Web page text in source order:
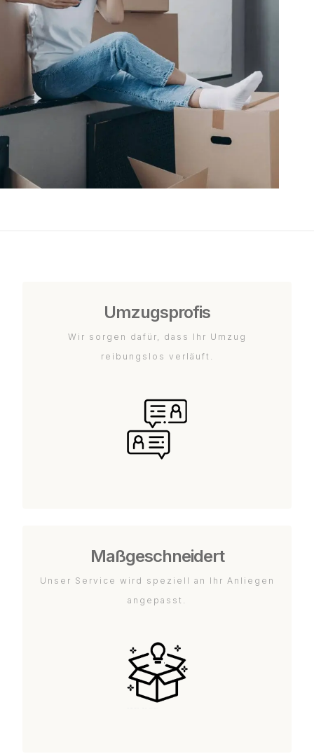
Umzugsprofis
Wir sorgen dafür, dass Ihr Umzug
reibungslos verläuft.
Maßgeschneidert
Unser Service wird speziell an Ihr Anliegen
angepasst.